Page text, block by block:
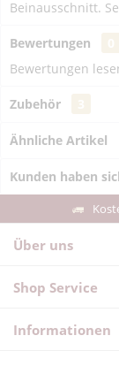
Beinausschnitt.
Bewertungen
Bewertungen
Zubehör
Ähnliche Artikel
Kunden haben
Über uns
Shop Service
Informationen